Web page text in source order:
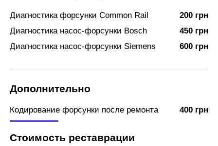
Диагностика форсунки Common Rail
200 грн
Диагностика насос-форсунки Bosch
450 грн
Диагностика насос-форсунки Siemens
600 грн
Дополнительно
Кодирование форсунки после ремонта 400 грн
Стоимость реставрации